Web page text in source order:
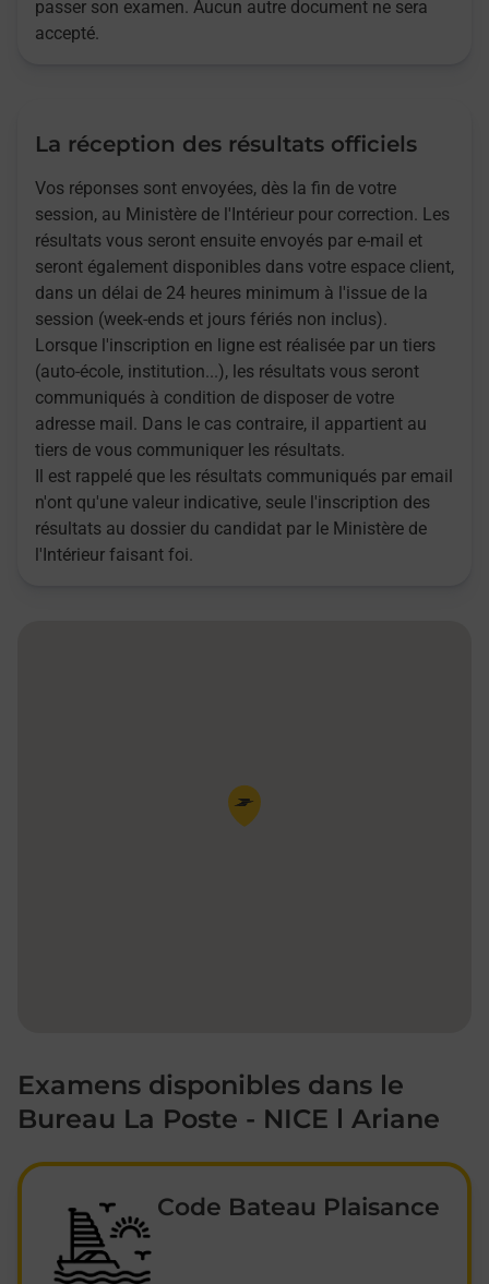
passer son examen. Aucun autre document ne sera
accepté.
La réception des résultats officiels
Vos réponses sont envoyées, dès la fin de votre
session, au Ministère de l'Intérieur pour correction. Les
résultats vous seront ensuite envoyés par e-mail et
seront également disponibles dans votre espace client,
dans un délai de 24 heures minimum à l'issue de la
session (week-ends et jours fériés non inclus).
Lorsque l'inscription en ligne est réalisée par un tiers
(auto-école, institution...), les résultats vous seront
communiqués à condition de disposer de votre
adresse mail. Dans le cas contraire, il appartient au
tiers de vous communiquer les résultats.
Il est rappelé que les résultats communiqués par email
n'ont qu'une valeur indicative, seule l'inscription des
résultats au dossier du candidat par le Ministère de
l'Intérieur faisant foi.
Pin de la carte
Examens disponibles dans le
Bureau La Poste - NICE l Ariane
Code Bateau Plaisance